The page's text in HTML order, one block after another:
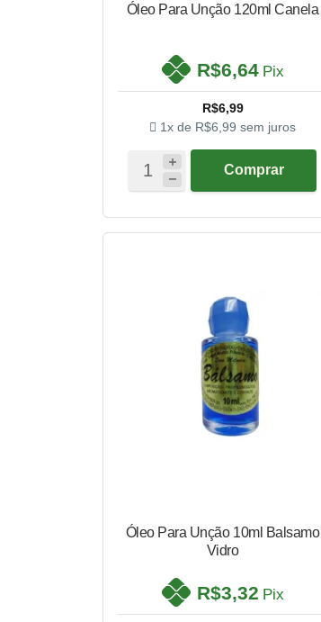
Óleo Para Unção 120ml Canela
R$6,64 Pix
R$6,99
1x de R$6,99 sem juros
Comprar
Óleo Para Unção 10ml Balsamo
Vidro
R$3,32 Pix